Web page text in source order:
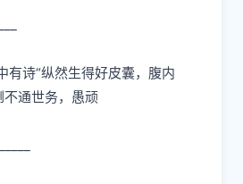
有诗“纵然⽣得好⽪囊，腹内
不通世务，愚顽